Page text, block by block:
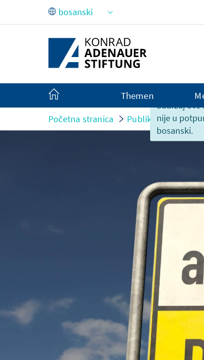
Skip to Main Content
Sadržaj
nije u
bosanski.
Themen
Početna stranica Publikacije